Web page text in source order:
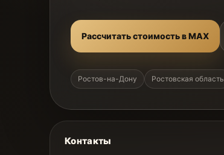
Рассчитать стоимость в MAX
Ростов-на-Дону Ростовская область
Контакты